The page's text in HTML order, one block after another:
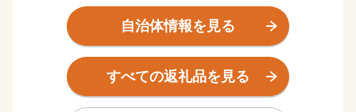
わき市と宮城県仙台市のほぼ中間にあります。
5月の最終土曜日から月曜日の3日間、一千有余年の歴
史を経て、今なおいきづく伝統の祭り「相馬野馬追」が
自治体情報を見る
すべての返礼品を見る